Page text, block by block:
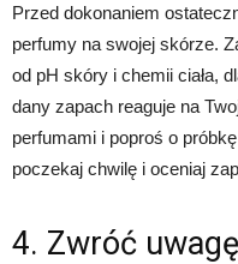
Przed dokonaniem
perfumy na swojej skórze.
od pH skóry i chemii ciała,
dany zapach reaguje na
perfumami i poproś o
poczekaj chwilę i oceniaj
4. Zwróć